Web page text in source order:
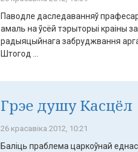
Паводле даследаванняў
амаль на ўсёй тэрыторыі краіны
радыяцыйнага забруджвання
Штогод ...
Грэе душу Касцёл
26 красавіка 2012, 10:21
Баліць праблема царкоўнай